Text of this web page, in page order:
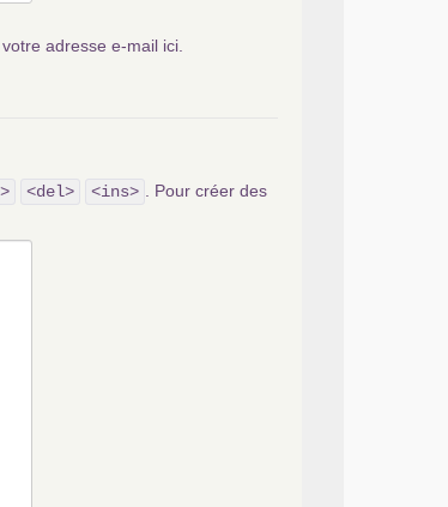
adresse e-mail ici.
<del> <ins>
. Pour créer des